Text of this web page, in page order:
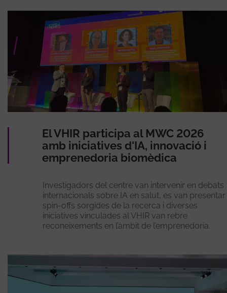
El VHIR participa al MWC 2026
amb iniciatives d'IA, innovació i
emprenedoria biomèdica
Investigadors del centre van intervenir en debats
internacionals sobre IA en salut, es van presentar
spin-offs sorgides de la recerca i diverses
iniciatives vinculades al VHIR van rebre
reconeixements en l’àmbit de l’emprenedoria.